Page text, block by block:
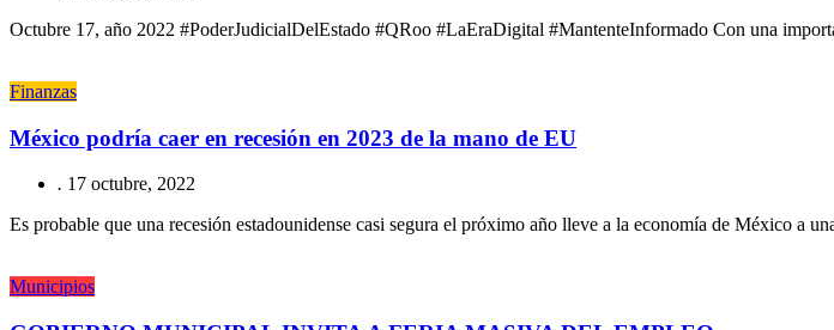
Octubre 17, año 2022 #PoderJudicialDelEstado #QRoo #LaEraDigital #MantenteInformado Con una
Finanzas
México podría caer en recesión en 2023 de la mano de EU
. 17 octubre, 2022
Es probable que una recesión estadounidense casi segura el próximo año lleve a la economía de México a
Municipios